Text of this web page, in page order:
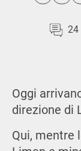
24
Oggi
direzione di
Qui, mentre